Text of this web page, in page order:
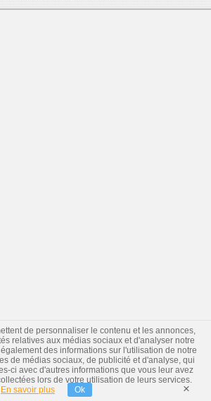
de personnaliser le contenu et les annonces,
relatives aux médias sociaux et d'analyser notre
des informations sur l'utilisation de notre
de médias sociaux, de publicité et d'analyse, qui
ci avec d'autres informations que vous leur avez
lors de votre utilisation de leurs services.
En savoir plus
Ok ×